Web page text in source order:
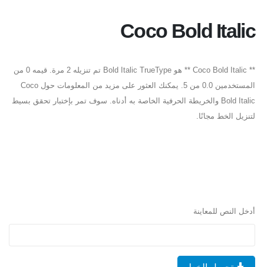
Coco Bold Italic
** Coco Bold Italic ** هو Bold Italic TrueType تم تنزيله 2 مرة. قيمه 0 من
المستخدمين 0.0 من 5. يمكنك العثور على مزيد من المعلومات حول Coco
Bold Italic والخريطة الحرفية الخاصة به أدناه. سوف تمر بإختبار تحقق بسيط
لتنزيل الخط مجانًا.
أدخل النص للمعاينة